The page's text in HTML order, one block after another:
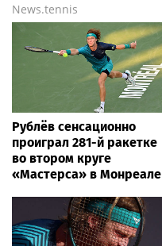
News.tennis
Рублёв сенсационно
проиграл 281-й ракетке
во втором круге
«Мастерса» в Монреале